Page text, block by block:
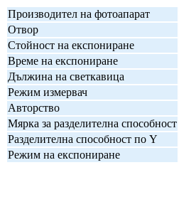
Производител на фотоапарат
Отвор
Стойност на експониране
Време на експониране
Дължина на светкавица
Режим измервач
Авторство
Мярка за разделителна способност
Разделителна способност по Y
Режим на експониране